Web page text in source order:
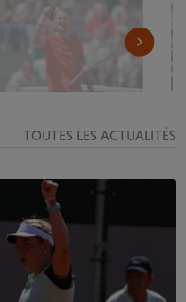
TOUTES LES ACTUALITÉS